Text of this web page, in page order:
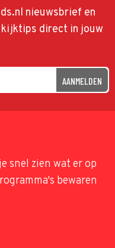
nieuwsbrief en
direct in jouw
AANMELDEN
snel zien wat er op
bewaren